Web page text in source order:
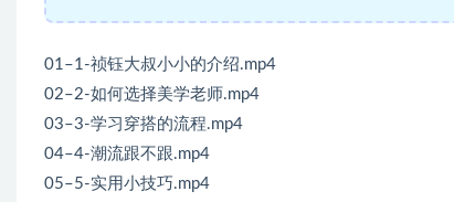
01–1-祯钰大叔小小的介绍.mp4
02–2-如何选择美学老师.mp4
03–3-学习穿搭的流程.mp4
04–4-潮流跟不跟.mp4
05–5-实用小技巧.mp4